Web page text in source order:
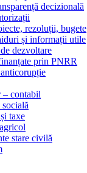
decizională
rezoluții, bugete
și informații utile
dezvoltare
prin PNRR
– contabil
taxe
stare civilă